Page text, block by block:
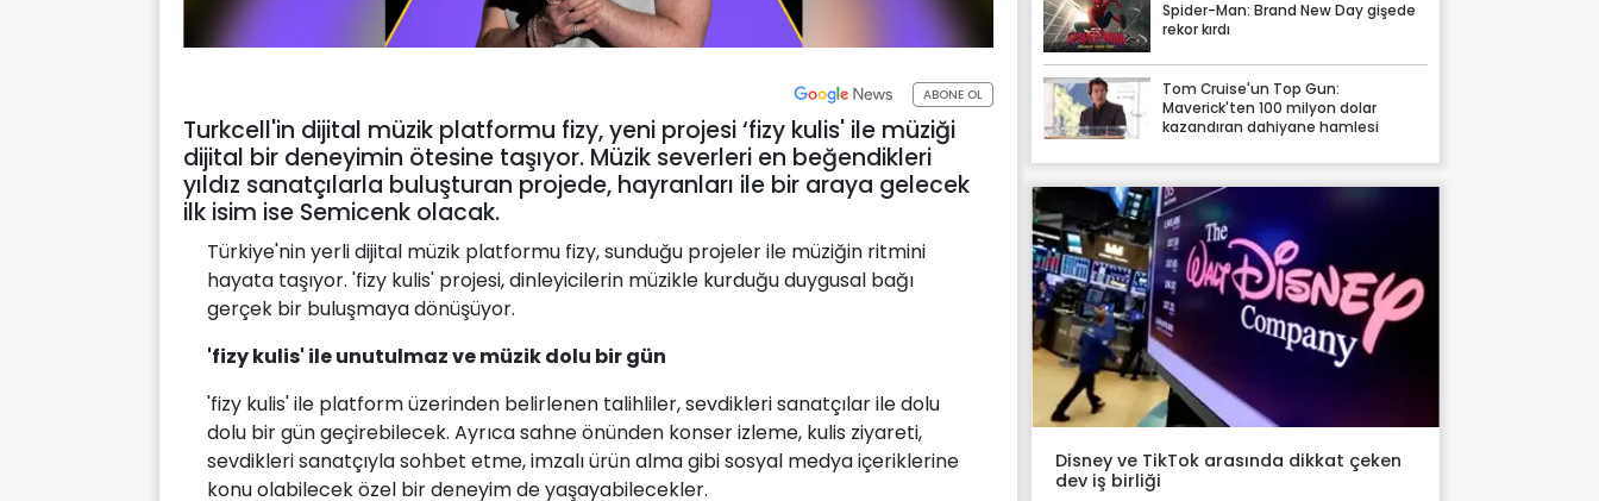
ABONE OL
Turkcell'in dijital müzik platformu fizy, yeni projesi ‘fizy kulis' ile müziği
dijital bir deneyimin ötesine taşıyor. Müzik severleri en beğendikleri
yıldız sanatçılarla buluşturan projede, hayranları ile bir araya gelecek
ilk isim ise Semicenk olacak.
Türkiye'nin yerli dijital müzik platformu fizy, sunduğu projeler ile müziğin ritmini
hayata taşıyor. 'fizy kulis' projesi, dinleyicilerin müzikle kurduğu duygusal bağı
gerçek bir buluşmaya dönüşüyor.
'fizy kulis' ile unutulmaz ve müzik dolu bir gün
'fizy kulis' ile platform üzerinden belirlenen talihliler, sevdikleri sanatçılar ile dolu
dolu bir gün geçirebilecek. Ayrıca sahne önünden konser izleme, kulis ziyareti,
sevdikleri sanatçıyla sohbet etme, imzalı ürün alma gibi sosyal medya içeriklerine
konu olabilecek özel bir deneyim de yaşayabilecekler.
Spider-Man: Brand New Day gişede
rekor kırdı
Tom Cruise'un Top Gun:
Maverick'ten 100 milyon dolar
kazandıran dahiyane hamlesi
Disney ve TikTok arasında dikkat çeken
dev iş birliği